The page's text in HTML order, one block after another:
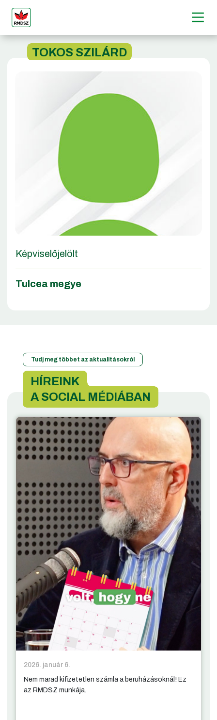
TOKOS SZILÁRD
Képviselőjelölt
Tulcea megye
HÍREINK
A SOCIAL MÉDIÁBAN
Tudj meg többet az aktualitásokról
2026. január 6.
Nem marad kifizetetlen számla a beruházásoknál! Ez
az RMDSZ munkája.